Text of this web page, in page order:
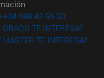
+34 948 42 56 00
GRADO TE INTERESA?
MÁSTER TE INTERESA?